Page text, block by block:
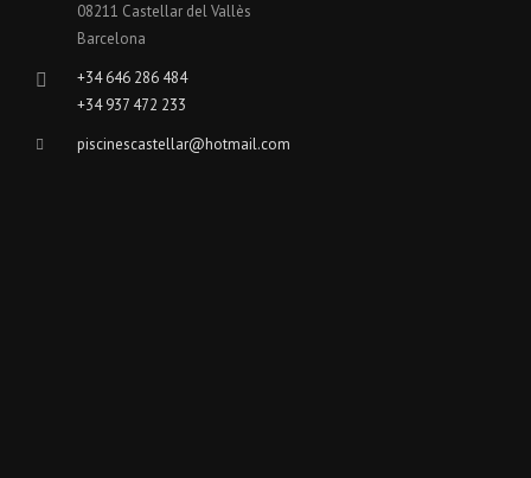
08211 Castellar del Vallès
Barcelona
+34 646 286 484
+34 937 472 233
piscinescastellar@hotmail.com